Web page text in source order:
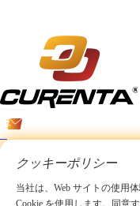
クッキーポリシー
当社は、Web サイトの使用
Cookie を使用します。同意